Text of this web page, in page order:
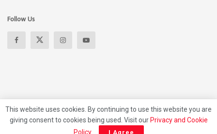
Follow Us
About Privacy Policy Contact Us
This website uses cookies. By continuing to use this website you are
giving consent to cookies being used. Visit our Privacy and Cookie
Policy. I Agree